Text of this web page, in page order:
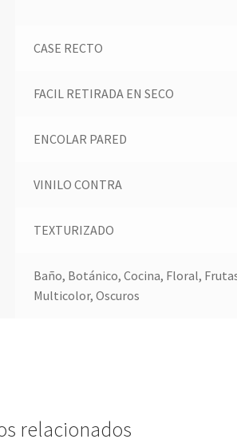
CASE RECTO
FACIL RETIRADA EN SECO
ENCOLAR PARED
VINILO CONTRA
TEXTURIZADO
Baño, Botánico, Cocina, Floral,
Multicolor, Oscuros
relacionados